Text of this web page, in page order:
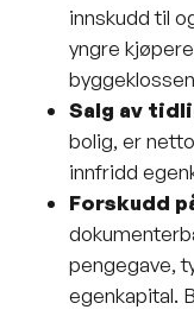
innskudd til
yngre
Salg av
bolig, er
innfridd
Forskudd
pengegave,
egenkapital.